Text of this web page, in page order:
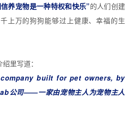
养宠物是一种特权和快乐”的人们创建
上万的狗狗能够过上健康、幸福的生
里写道：
company built for pet owners, by
公司——一家由宠物主人为宠物主人